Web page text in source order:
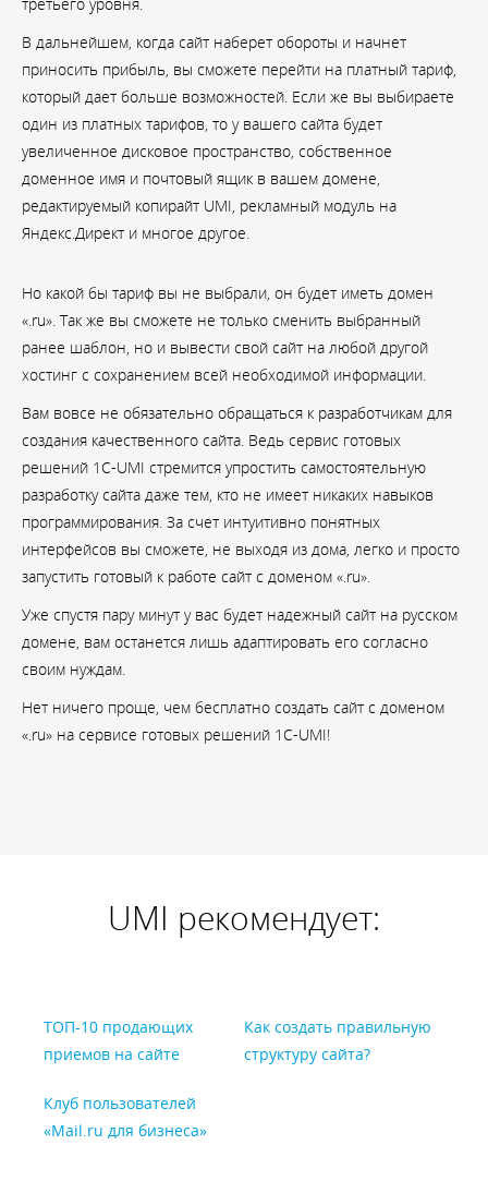
В дальнейшем, когда сайт наберет обороты и начнет
приносить прибыль, вы сможете перейти на платный тариф,
который дает больше возможностей. Если же вы выбираете
один из платных тарифов, то у вашего сайта будет
увеличенное дисковое пространство, собственное
доменное имя и почтовый ящик в вашем домене,
редактируемый копирайт UMI, рекламный модуль на
Яндекс.Директ и многое другое.
Но какой бы тариф вы не выбрали, он будет иметь домен
«.ru». Так же вы сможете не только сменить выбранный
ранее шаблон, но и вывести свой сайт на любой другой
хостинг с сохранением всей необходимой информации.
Вам вовсе не обязательно обращаться к разработчикам для
создания качественного сайта. Ведь сервис готовых
решений 1C-UMI стремится упростить самостоятельную
разработку сайта даже тем, кто не имеет никаких навыков
программирования. За счет интуитивно понятных
интерфейсов вы сможете, не выходя из дома, легко и просто
запустить готовый к работе сайт с доменом «.ru».
Уже спустя пару минут у вас будет надежный сайт на русском
домене, вам останется лишь адаптировать его согласно
своим нуждам.
Нет ничего проще, чем бесплатно создать сайт с доменом
«.ru» на сервисе готовых решений 1C-UMI!
UMI рекомендует:
ТОП-10 продающих
приемов на сайте
Как создать правильную
структуру сайта?
Клуб пользователей
«Mail.ru для бизнеса»